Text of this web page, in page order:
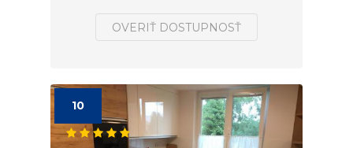
OVERIŤ DOSTUPNOSŤ
10